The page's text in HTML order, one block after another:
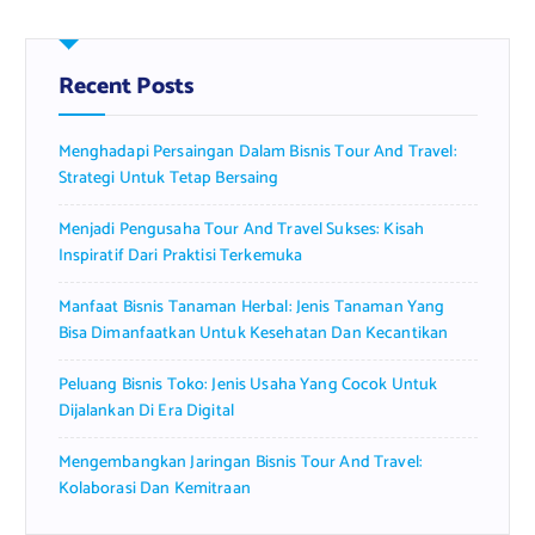
h
f
o
:
Recent Posts
Menghadapi Persaingan Dalam Bisnis Tour And Travel:
Strategi Untuk Tetap Bersaing
Menjadi Pengusaha Tour And Travel Sukses: Kisah
Inspiratif Dari Praktisi Terkemuka
Manfaat Bisnis Tanaman Herbal: Jenis Tanaman Yang
Bisa Dimanfaatkan Untuk Kesehatan Dan Kecantikan
Peluang Bisnis Toko: Jenis Usaha Yang Cocok Untuk
Dijalankan Di Era Digital
Mengembangkan Jaringan Bisnis Tour And Travel:
Kolaborasi Dan Kemitraan